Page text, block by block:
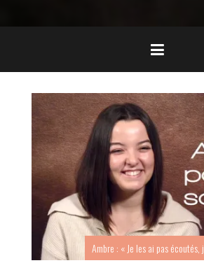
Ambre : « Je les ai pas écoutés,